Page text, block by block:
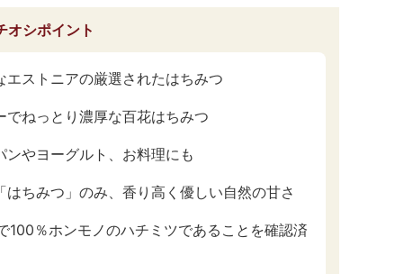
オシポイント
エストニアの厳選されたはちみつ
でねっとり濃厚な百花はちみつ
ンやヨーグルト、お料理にも
はちみつ」のみ、香り高く優しい自然の甘さ
100％ホンモノのハチミツであることを確認済